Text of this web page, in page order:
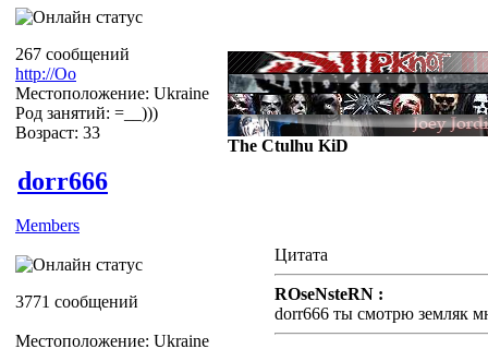
267 сообщений
http://Оо
Местоположение: Ukraine
Род занятий: =__)))
Возраст: 33
The Ctulhu KiD
dorr666
Members
3771 сообщений
Местоположение: Ukraine
Цитата
ROseNsteRN :
dorr666 ты смотрю земляк